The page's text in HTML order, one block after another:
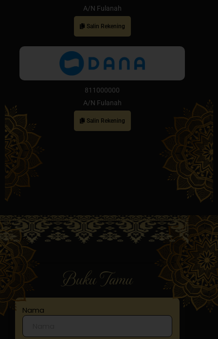
A/N Fulanah
Salin Rekening
811000000
A/N Fulanah
Salin Rekening
Buku Tamu
Nama